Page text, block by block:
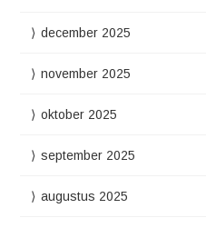
december 2025
november 2025
oktober 2025
september 2025
augustus 2025